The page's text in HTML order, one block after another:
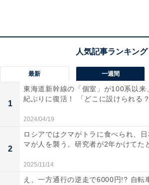
しいポイントのようです。
ンドイッチ2つが1位となる結果にな
大きめにカットしてあるたまごが
たまごのボリューム感、硬すぎな
い
最新 一週間
1
東海道新幹線の「個室」が100系以来
紀ぶりに復活！ 「どこに設けられる？
2024/04/19
2
ロシアではクマがトラに食べられ、日
マが人を襲う。研究者が2年かけてた
2025/11/14
え、一方通行の逆走で6000円!? 自転